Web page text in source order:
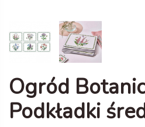
Ogród
Podkładki